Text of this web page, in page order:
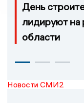
День
лидируют на
области
Новости СМИ2